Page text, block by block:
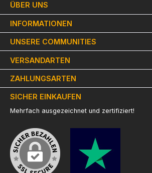
ÜBER UNS
INFORMATIONEN
UNSERE COMMUNITIES
VERSANDARTEN
ZAHLUNGSARTEN
SICHER EINKAUFEN
Mehrfach ausgezeichnet und zertifiziert!